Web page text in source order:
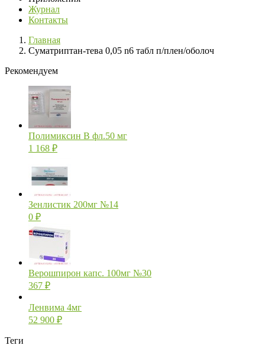
Журнал
Контакты
Главная
Суматриптан-тева 0,05 n6 табл п/плен/оболоч
Рекомендуем
Полимиксин В фл.50 мг
1 168 ₽
Зенлистик 200мг №14
0 ₽
Верошпирон капс. 100мг №30
367 ₽
Ленвима 4мг
52 900 ₽
Теги